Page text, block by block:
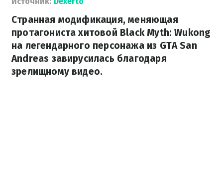
Странная модификация, меняющая
протагониста хитовой Black Myth: Wukong
на легендарного персонажа из GTA San
Andreas завирусилась благодаря
зрелищному видео.